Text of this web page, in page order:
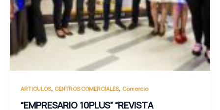
ARTICULOS, CENTROS COMERCIALES, Comercio
“EMPRESARIO 10PLUS” “REVISTA